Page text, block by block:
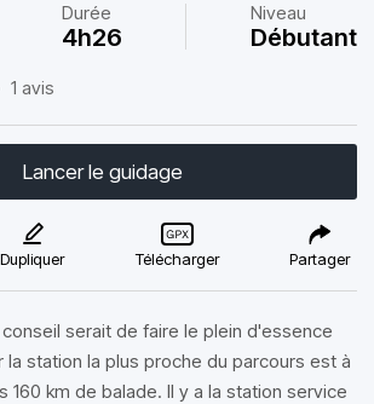
Durée
4h26
Niveau
Débutant
1 avis
Lancer le guidage
Dupliquer Télécharger Partager
serait de faire le plein d'essence
station la plus proche du parcours est à
160 km de balade. Il y a la station service